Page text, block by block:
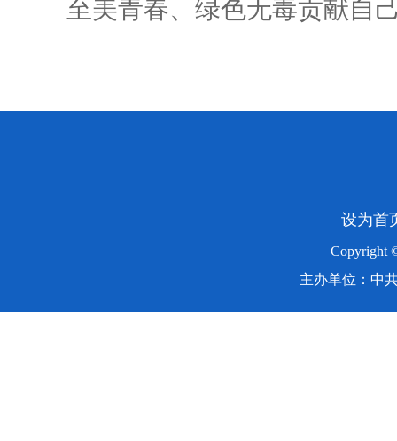
至美青春、绿色无毒贡献自
设为首
Copyright
主办单位：中